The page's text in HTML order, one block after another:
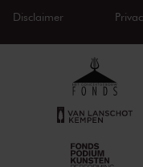
Disclaimer